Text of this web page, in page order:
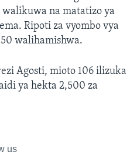
walikuwa na matatizo ya
Ripoti za vyombo vya
walihamishwa.
Agosti, mioto 106 ilizuka
ya hekta 2,500 za
us